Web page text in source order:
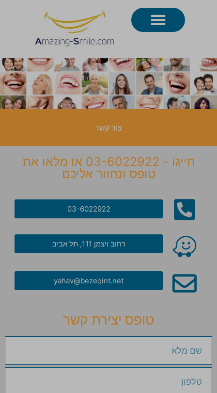
צור קשר
חייגו - 03-6022922 או מלאו את
טופס ונחזור אליכם
03-6022922
רחוב ויצמן 111, תל אביב
yahav@bezeqint.net
טופס יצירת קשר